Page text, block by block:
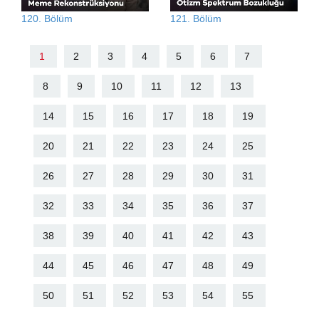
120. Bölüm 121. Bölüm
1 2 3 4 5 6 7
8 9 10 11 12 13
14 15 16 17 18 19
20 21 22 23 24 25
26 27 28 29 30 31
32 33 34 35 36 37
38 39 40 41 42 43
44 45 46 47 48 49
50 51 52 53 54 55